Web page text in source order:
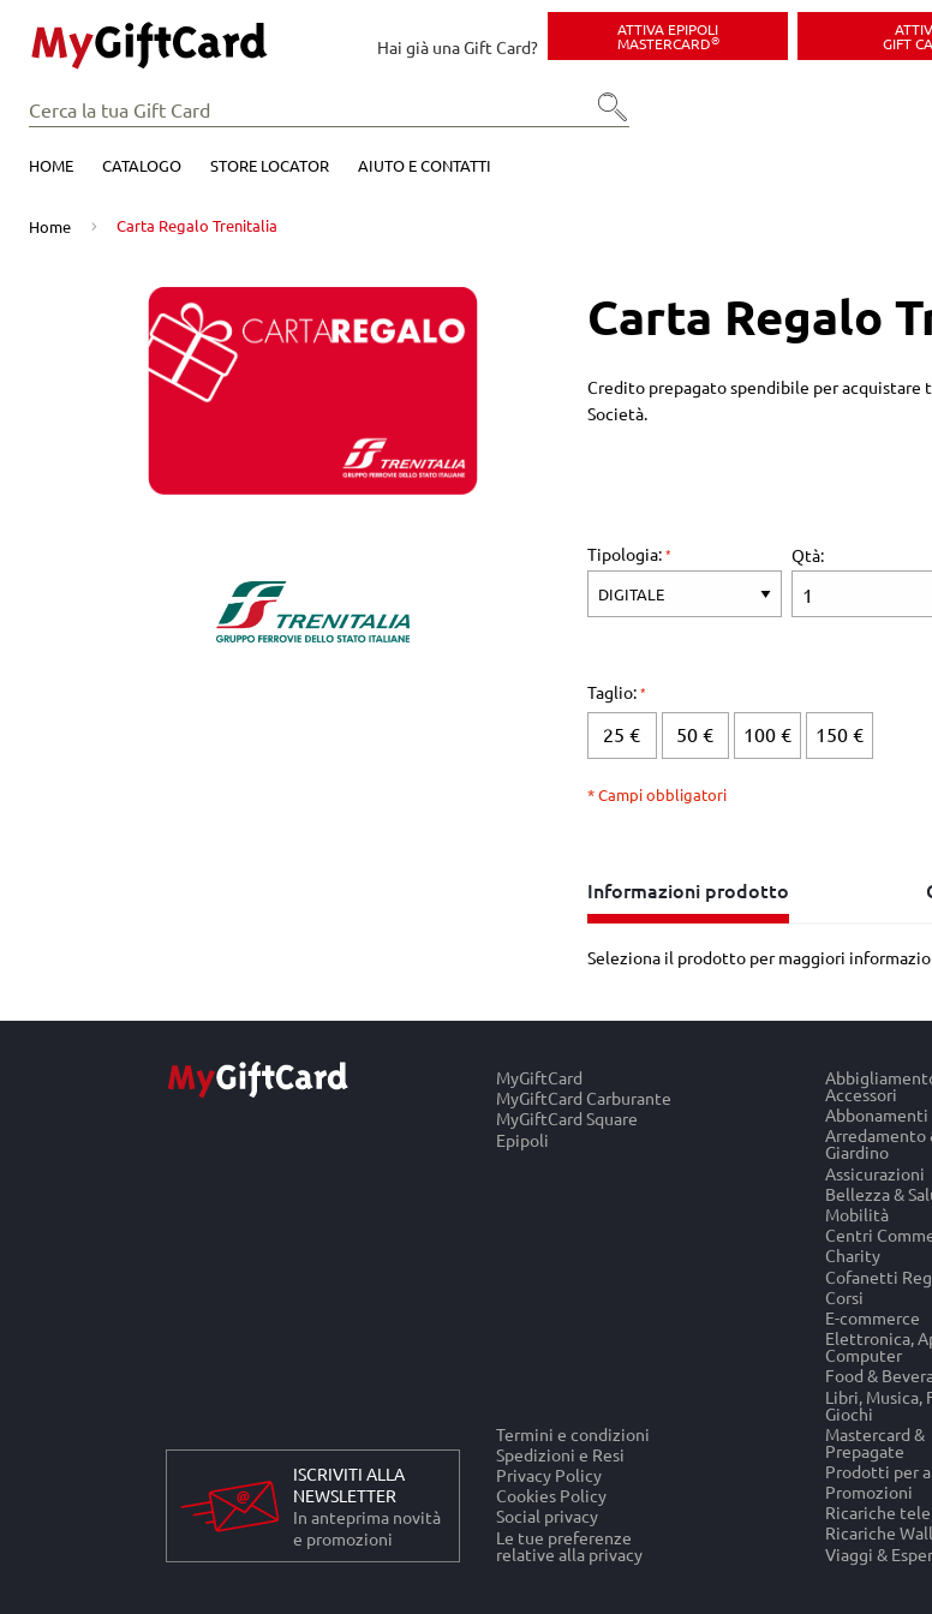
Hai già una Gift Card?
ATTIVA EPIPOLI
MASTERCARD® GIFT
HOME CATALOGO STORE LOCATOR AIUTO E CONTATTI
Home Carta Regalo Trenitalia
Carta Regalo
Credito prepagato spendibile per
Società.
Tipologia: Qtà:
Taglio:
25 € 50 € 100 € 150 €
* Campi obbligatori
Informazioni prodotto
Seleziona il prodotto per maggiori
ISCRIVITI ALLA
NEWSLETTER
In anteprima novità
e promozioni
MyGiftCard
MyGiftCard Carburante
MyGiftCard Square
Epipoli
Termini e condizioni
Spedizioni e Resi
Privacy Policy
Cookies Policy
Social privacy
Le tue preferenze
relative alla privacy
Accessori
Abbonamenti
Arredamento
Giardino
Assicurazioni
Bellezza &
Mobilità
Centri
Charity
Cofanetti
Corsi
E-commerce
Elettronica,
Computer
Food &
Libri, Musica,
Giochi
Mastercard &
Prepagate
Prodotti per
Promozioni
Ricariche
Ricariche
Viaggi &